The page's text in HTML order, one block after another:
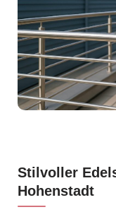
Stilvoller
Hohenstadt